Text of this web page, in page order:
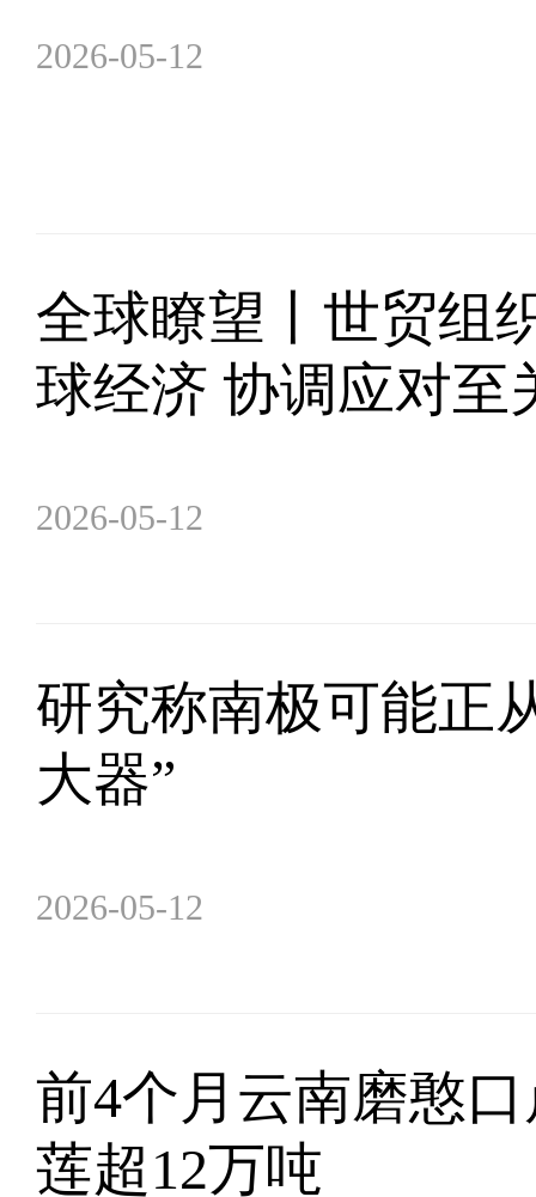
2026-05-12
全球瞭望丨世贸组
球经济 协调应对至
2026-05-12
研究称南极可能正
大器”
2026-05-12
前4个月云南磨憨
莲超12万吨